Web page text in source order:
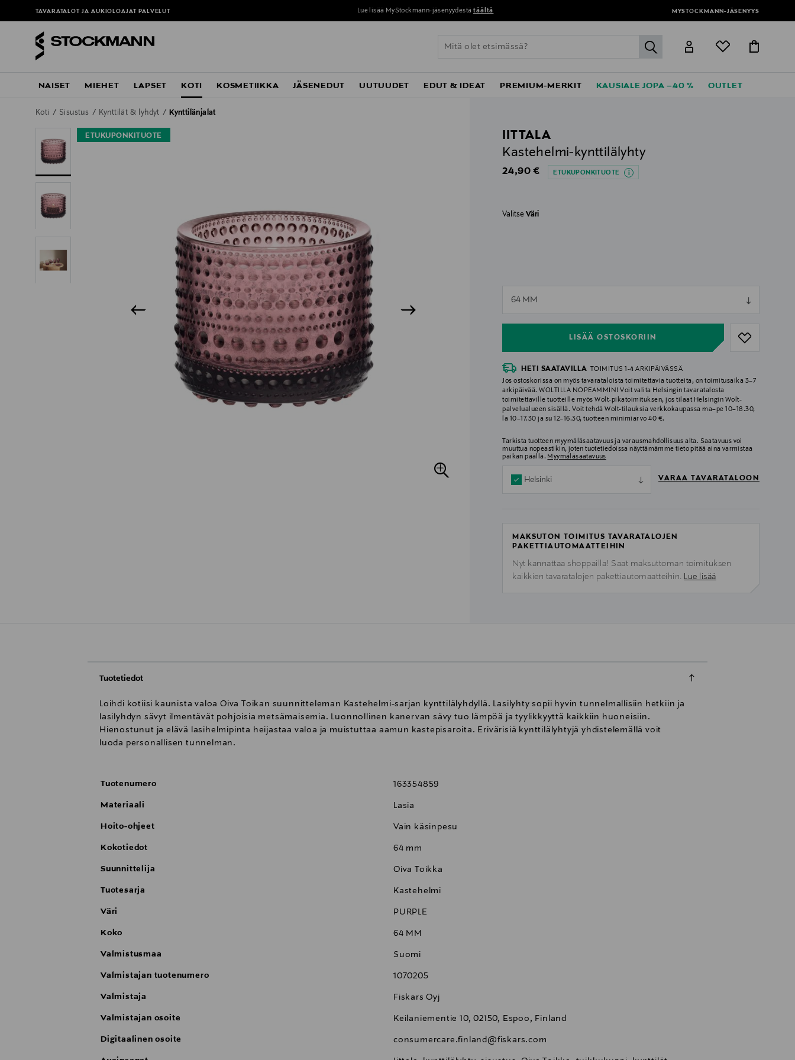
TAVARATALOT JA AUKIOLOAJAT PALVELUT Lue lisää MyStockmann-jäsenyydestä täältä MYSTOCKMANN-JÄSENYYS
label.header.go
NAISET MIEHET LAPSET KOTI KOSMETIIKKA JÄSENEDUT UUTUUDET EDUT & IDEAT PREMIUM-MERKIT KAUSIALE JOPA –40 % OUTLET
Koti Sisustus Kynttilät & lyhdyt Kynttilänjalat
ETUKUPONKITUOTE
IITTALA
Kastehelmi-kynttilälyhty
Original Price
24,90 € ETUKUPONKITUOTE
ValitseVäri
64 MM
LISÄÄ OSTOSKORIIN
null
HETI SAATAVILLA
TOIMITUS 1-4 ARKIPÄIVÄSSÄ
Jos ostoskorissa on myös tavarataloista toimitettavia tuotteita, on toimitusaika 3–7
arkipäivää. WOLTILLA NOPEAMMIN! Voit valita Helsingin tavaratalosta
toimitettaville tuotteille myös Wolt-pikatoimituksen, jos tilaat Helsingin Wolt-
palvelualueen sisällä. Voit tehdä Wolt-tilauksia verkkokaupassa ma–pe 10–18.30,
la 10–17.30 ja su 12–16.30, tuotteen minimiarvo 40 €.
Tarkista tuotteen myymäläsaatavuus ja varausmahdollisuus alta. Saatavuus voi
muuttua nopeastikin, joten tuotetiedoissa näyttämämme tieto pitää aina varmistaa
paikan päällä. Myymäläsaatavuus
Helsinki VARAA TAVARATALOON
MAKSUTON TOIMITUS TAVARATALOJEN
PAKETTIAUTOMAATTEIHIN
Nyt kannattaa shoppailla! Saat maksuttoman toimituksen
kaikkien tavaratalojen pakettiautomaatteihin. Lue lisää
Tuotetiedot
Loihdi kotiisi kaunista valoa Oiva Toikan suunnitteleman Kastehelmi-sarjan kynttilälyhdyllä. Lasilyhty sopii hyvin tunnelmallisiin hetkiin ja
lasilyhdyn sävyt ilmentävät pohjoisia metsämaisemia. Luonnollinen kanervan sävy tuo lämpöä ja tyylikkyyttä kaikkiin huoneisiin.
Hienostunut ja elävä lasihelmipinta heijastaa valoa ja muistuttaa aamun kastepisaroita. Erivärisiä kynttilälyhtyjä yhdistelemällä voit
luoda personallisen tunnelman.
Tuotenumero 163354859
Materiaali Lasia
Hoito-ohjeet Vain käsinpesu
Kokotiedot 64 mm
Suunnittelija Oiva Toikka
Tuotesarja Kastehelmi
Väri PURPLE
Koko 64 MM
Valmistusmaa Suomi
Valmistajan tuotenumero 1070205
Valmistaja Fiskars Oyj
Valmistajan osoite Keilaniementie 10, 02150, Espoo, Finland
Digitaalinen osoite consumercare.finland@fiskars.com